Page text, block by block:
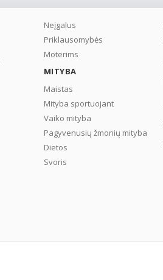
Neįgalus
Priklausomybės
Moterims
MITYBA
Maistas
Mityba sportuojant
Vaiko mityba
Pagyvenusių žmonių mityba
Dietos
Svoris